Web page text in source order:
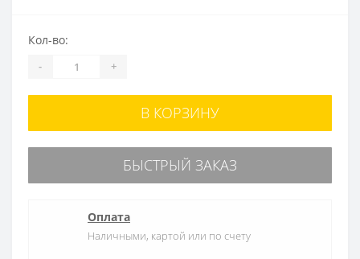
Кол-во:
- +
В КОРЗИНУ
БЫСТРЫЙ ЗАКАЗ
Оплата
Наличными, картой или по счету